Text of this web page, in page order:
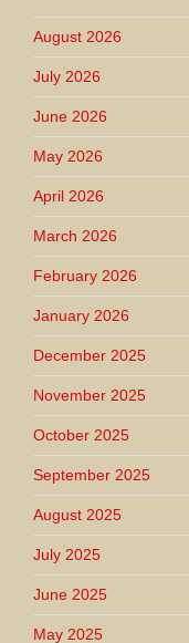
August 2026
July 2026
June 2026
May 2026
April 2026
March 2026
February 2026
January 2026
December 2025
November 2025
October 2025
September 2025
August 2025
July 2025
June 2025
May 2025